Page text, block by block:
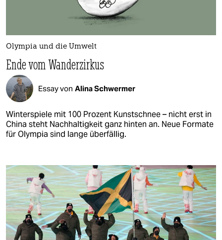
Olympia und die Umwelt
Ende vom Wanderzirkus
Essay von Alina Schwermer
Winterspiele mit 100 Prozent Kunstschnee – nicht erst in
China steht Nachhaltigkeit ganz hinten an. Neue Formate
für Olympia sind lange überfällig.